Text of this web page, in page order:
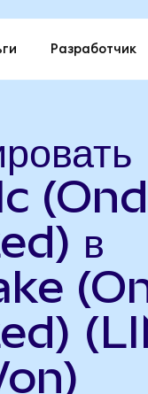
Разработчик
в